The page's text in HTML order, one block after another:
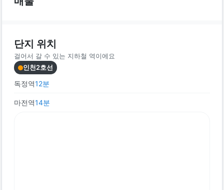
단지 위치
걸어서 갈 수 있는 지하철 역이에요
인천2호선
독정역12분
마전역14분